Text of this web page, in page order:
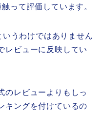
って評価しています。
うわけではありません
レビューに反映してい
のレビューよりもしっ
キングを付けているの